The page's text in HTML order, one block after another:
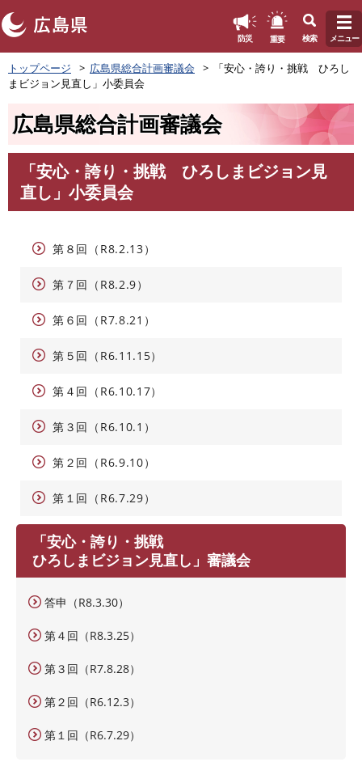
ペ
ー
ジ
防災 重要 検索 メニュー
トップページ 広島県総合計画審議会
「安心・誇り・挑戦 ひろし
まビジョン見直し」小委員会
広島県総合計画審議会
「安心・誇り・挑戦 ひろしまビジョン見
直し」小委員会
第８回（R8.2.13）
第７回（R8.2.9）
第６回（R7.8.21）
第５回（R6.11.15）
第４回（R6.10.17）
第３回（R6.10.1）
第２回（R6.9.10）
第１回（R6.7.29）
「安心・誇り・挑戦
ひろしまビジョン見直し」審議会
答申（R8.3.30）
第４回（R8.3.25）
第３回（R7.8.28）
第２回（R6.12.3）
第１回（R6.7.29）